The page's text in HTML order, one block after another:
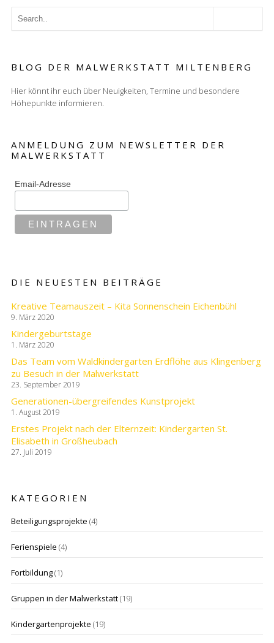
BLOG DER MALWERKSTATT MILTENBERG
Hier könnt ihr euch über Neuigkeiten, Termine und besondere
Höhepunkte informieren.
ANMELDUNG ZUM NEWSLETTER DER
MALWERKSTATT
Email-Adresse
DIE NEUESTEN BEITRÄGE
Kreative Teamauszeit – Kita Sonnenschein Eichenbühl
9. März 2020
Kindergeburtstage
1. März 2020
Das Team vom Waldkindergarten Erdflöhe aus Klingenberg
zu Besuch in der Malwerkstatt
23. September 2019
Generationen-übergreifendes Kunstprojekt
1. August 2019
Erstes Projekt nach der Elternzeit: Kindergarten St.
Elisabeth in Großheubach
27. Juli 2019
KATEGORIEN
Beteiligungsprojekte (4)
Ferienspiele (4)
Fortbildung(1)
Gruppen in der Malwerkstatt(19)
Kindergartenprojekte (19)